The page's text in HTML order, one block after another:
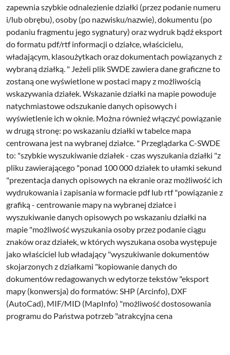
zapewnia szybkie odnalezienie działki (przez podanie numeru
i/lub obrębu), osoby (po nazwisku/nazwie), dokumentu (po
podaniu fragmentu jego sygnatury) oraz wydruk bądź eksport
do formatu pdf/rtf informacji o działce, właścicielu,
władającym, klasoużytkach oraz dokumentach powiązanych z
wybraną działką. " Jeżeli plik SWDE zawiera dane graficzne to
zostaną one wyświetlone w postaci mapy z możliwością
wskazywania działek. Wskazanie działki na mapie powoduje
natychmiastowe odszukanie danych opisowych i
wyświetlenie ich w oknie. Można również włączyć powiązanie
w drugą stronę: po wskazaniu działki w tabelce mapa
centrowana jest na wybranej działce. " Przeglądarka C-SWDE
to: "szybkie wyszukiwanie działek - czas wyszukania działki "z
pliku zawierającego "ponad 100 000 działek to ułamki sekund
"prezentacja danych opisowych na ekranie oraz możliwość ich
wydrukowania i zapisania w formacie pdf lub rtf "powiązanie z
grafiką - centrowanie mapy na wybranej działce i
wyszukiwanie danych opisowych po wskazaniu działki na
mapie "możliwość wyszukania osoby przez podanie ciągu
znaków oraz działek, w których wyszukana osoba występuje
jako właściciel lub władający "wyszukiwanie dokumentów
skojarzonych z działkami "kopiowanie danych do
dokumentów redagowanych w edytorze tekstów "eksport
mapy (konwersja) do formatów: SHP (Arcinfo), DXF
(AutoCad), MIF/MID (MapInfo) "możliwość dostosowania
programu do Państwa potrzeb "atrakcyjna cena